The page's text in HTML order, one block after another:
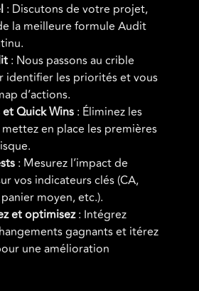
: Discutons de votre projet,
la meilleure formule Audit
: Nous passons au crible
les priorités et vous
d’actions.
Quick Wins : Éliminez les
en place les premières
: Mesurez l’impact de
vos indicateurs clés (CA,
moyen, etc.).
et optimisez: Intégrez
gagnants et itérez
une amélioration